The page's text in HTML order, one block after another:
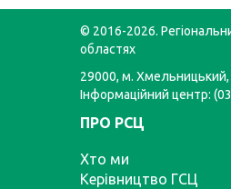
© 2016-2026.
областях
29000, м.
Інформаційний центр:
ПРО РСЦ
Хто ми
Керівництво ГСЦ